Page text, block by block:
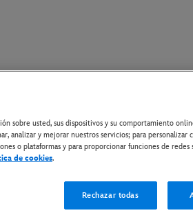
Plan de Transición Climática
and Partnerships
The Walt Disney Company
sobre usted, sus dispositivos y su comportamiento
analizar y mejorar nuestros servicios; para personalizar
o plataformas y para proporcionar funciones de redes
de cookies.
Rechazar todas